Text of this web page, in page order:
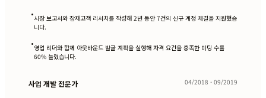
•시장 보고서와 잠재고객 리서치를 작성해 2년 동안 7건의 신규 계정 체결을 지원했습
니다.
•영업 리더와 함께 아웃바운드 발굴 계획을 실행해 자격 요건을 충족한 미팅 수를
60% 늘렸습니다.
사업 개발 전문가 04/2018 - 09/2019